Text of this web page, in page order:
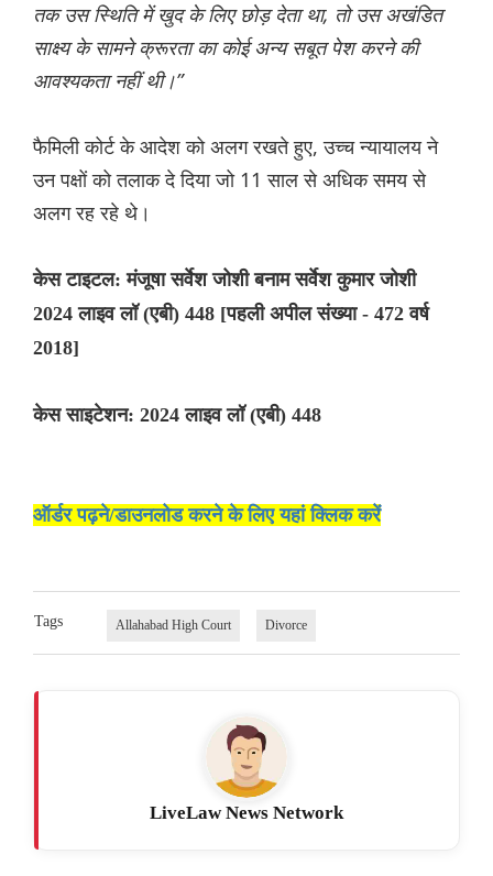
तक उस स्थिति में खुद के लिए छोड़ देता था, तो उस अखंडित
साक्ष्य के सामने क्रूरता का कोई अन्य सबूत पेश करने की
आवश्यकता नहीं थी।”
फैमिली कोर्ट के आदेश को अलग रखते हुए, उच्च न्यायालय ने
उन पक्षों को तलाक दे दिया जो 11 साल से अधिक समय से
अलग रह रहे थे।
केस टाइटल: मंजूषा सर्वेश जोशी बनाम सर्वेश कुमार जोशी
2024 लाइव लॉ (एबी) 448 [पहली अपील संख्या - 472 वर्ष
2018]
केस साइटेशन: 2024 लाइव लॉ (एबी) 448
ऑर्डर पढ़ने/डाउनलोड करने के लिए यहां क्लिक करें
Tags Allahabad High Court Divorce
LiveLaw News Network